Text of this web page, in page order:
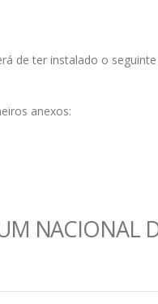
de ter instalado o
anexos:
NACIONAL